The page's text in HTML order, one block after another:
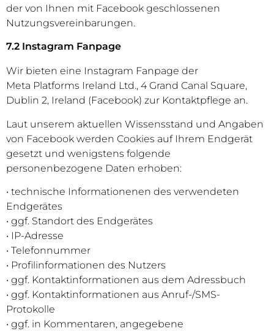
der von Ihnen mit Facebook geschlossenen
Nutzungsvereinbarungen.
​7.2 Instagram Fanpage
Wir bieten eine Instagram Fanpage der
Meta Platforms Ireland Ltd., 4 Grand Canal Square,
Dublin 2, Ireland (Facebook) zur Kontaktpflege an.
Laut unserem aktuellen Wissensstand und Angaben
von Facebook werden Cookies auf Ihrem Endgerät
gesetzt und wenigstens folgende
personenbezogene Daten erhoben:
• technische Informationenen des verwendeten
Endgerätes
• ggf. Standort des Endgerätes
• IP-Adresse
• Telefonnummer
• Profilinformationen des Nutzers
• ggf. Kontaktinformationen aus dem Adressbuch
• ggf. Kontaktinformationen aus Anruf-/SMS-
Protokolle
• ggf. in Kommentaren, angegebene